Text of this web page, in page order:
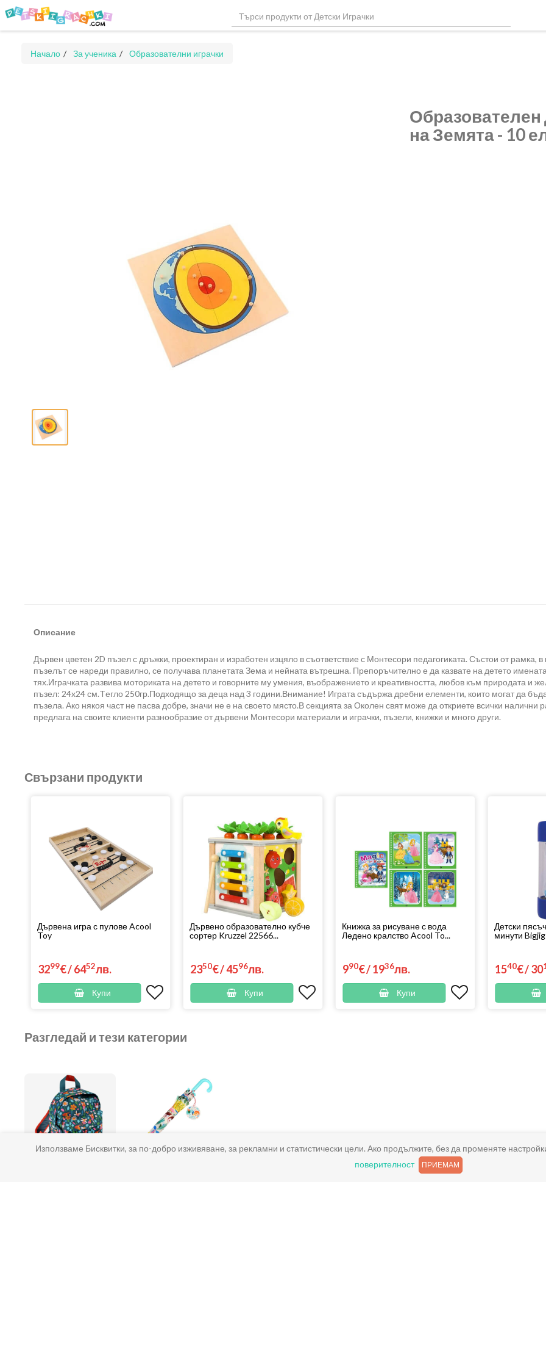
Начало За ученика Образователни играчки
Образователен
на Земята - 10
Описание
Дървен цветен 2D пъзел с дръжки, проектиран и изработен изцяло в съответствие с Монтесори педагогиката. Състои от рамка,
пъзелът се нареди правилно, се получава планетата Зема и нейната вътрешна. Препоръчително е да казвате на детето
тях.Играчката развива моториката на детето и говорните му умения, въображението и креативността, любов към природата
пъзел: 24x24 см.Tегло 250гр.Подходящо за деца над 3 години.Внимание! Играта съдържа дребни елементи, които могат да
пъзела. Ако някоя част не пасва добре, значи не е на своето място.В секцията за Околен свят може да откриете всички налични
предлага на своите клиенти разнообразие от дървени Монтесори материали и играчки, пъзели, книжки и много други.
Свързани продукти
Дървена игра с пулове Acool
Toy
3299€/6452лв.
Купи
Дървено образователно кубче
сортер Kruzzel 22566...
2350€/4596лв.
Купи
Книжка за рисуване с вода
Ледено кралство Acool To...
990€/1936лв.
Купи
Детски
минути
1540€/30
Разгледай и тези категории
Използваме Бисквитки, за по-добро изживяване, за рекламни и статистически цели. Ако продължите, без да променяте
поверителност
ПРИЕМАМ